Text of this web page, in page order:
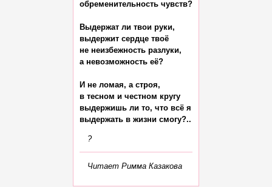
обременительность чувств?
Выдержат ли твои руки,
выдержит сердце твоё
не неизбежность разлуки,
а невозможность её?
И не ломая, а строя,
в тесном и честном кругу
выдержишь ли то, что всё я
?
Читает Римма Казакова